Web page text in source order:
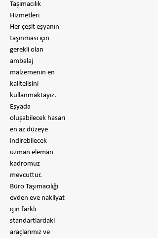
Taşımacılık
Hizmetleri
Her çeşit eşyanın
taşınması için
gerekli olan
ambalaj
malzemenin en
kalitelisini
kullanmaktayız.
Eşyada
oluşabilecek hasarı
en az düzeye
indirebilecek
uzman eleman
kadromuz
mevcuttur.
Büro Taşımacılığı
evden eve nakliyat
için farklı
standartlardaki
araçlarımız ve